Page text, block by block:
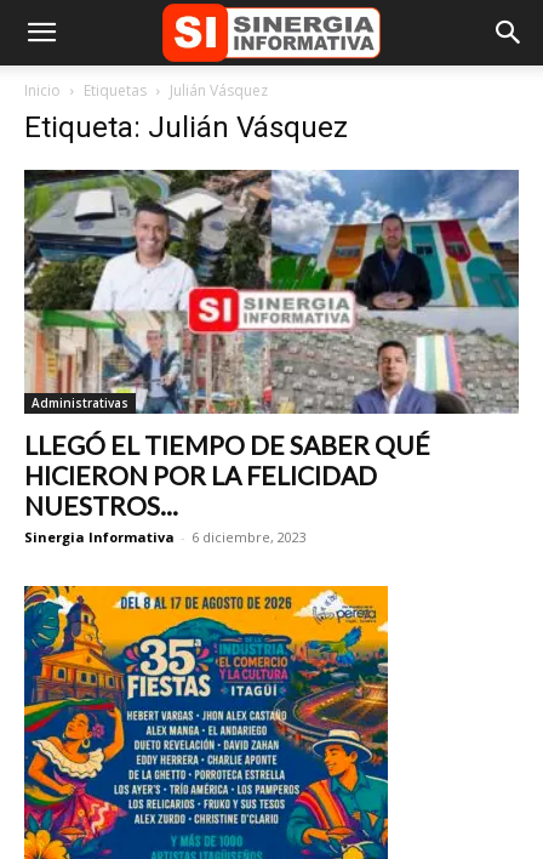
Inicio Etiquetas Julián Vásquez
Etiqueta: Julián Vásquez
Administrativas
LLEGÓ EL TIEMPO DE SABER QUÉ
HICIERON POR LA FELICIDAD
NUESTROS...
Sinergia Informativa - 6 diciembre, 2023